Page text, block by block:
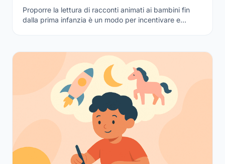
Proporre la lettura di racconti animati ai bambini fin
dalla prima infanzia è un modo per incentivare e